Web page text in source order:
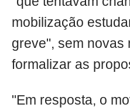
mobilização
greve", sem novas
formalizar as
"Em resposta, o